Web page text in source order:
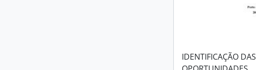
IDENTIFICAÇÃO DAS